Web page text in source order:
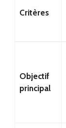
Critères
Objectif
principal